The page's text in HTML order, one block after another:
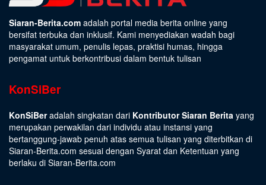
Siaran-Berita.com adalah portal media berita online yang
bersifat terbuka dan inklusif. Kami menyediakan wadah bagi
masyarakat umum, penulis lepas, praktisi humas, hingga
pengamat untuk berkontribusi dalam bentuk tulisan
KonSiBer
KonSiBeradalah singkatan dari Kontributor Siaran Berita yang
merupakan perwakilan dari individu atau instansi yang
bertanggung-jawab penuh atas semua tulisan yang diterbitkan di
Siaran-Berita.com sesuai dengan Syarat dan Ketentuan yang
berlaku di Siaran-Berita.com